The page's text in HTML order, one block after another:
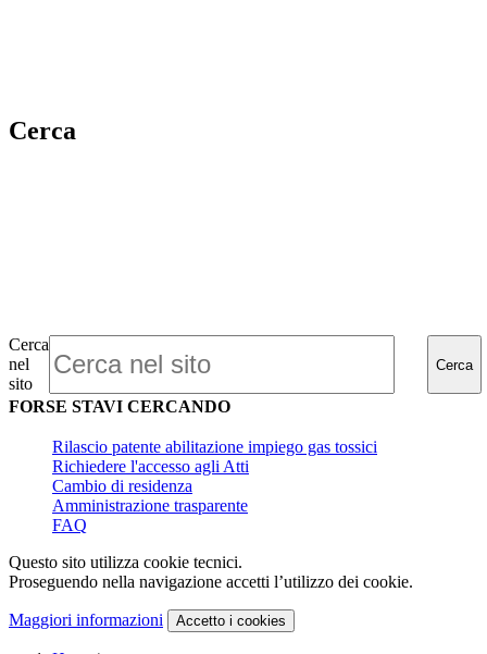
Cerca
Cerca
nel
sito
Cerca
FORSE STAVI CERCANDO
Rilascio patente abilitazione impiego gas tossici
Richiedere l'accesso agli Atti
Cambio di residenza
Amministrazione trasparente
FAQ
Questo sito utilizza cookie tecnici.
Proseguendo nella navigazione accetti l’utilizzo dei cookie.
Maggiori informazioni Accetto i cookies